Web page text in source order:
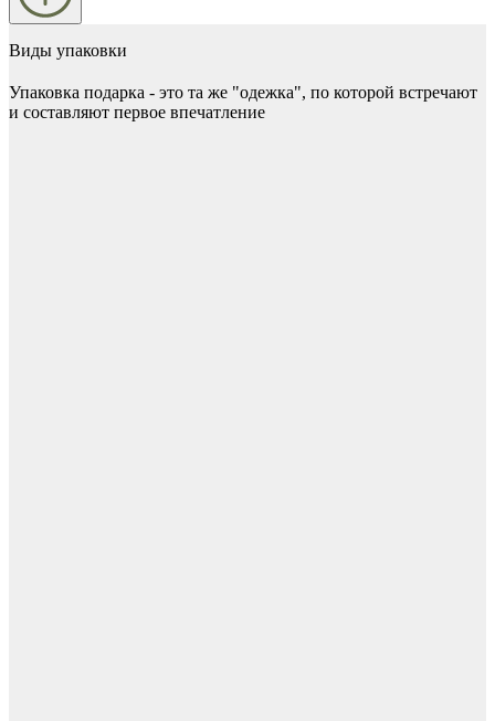
Виды упаковки
Упаковка подарка - это та же "одежка", по которой встречают
и составляют первое впечатление